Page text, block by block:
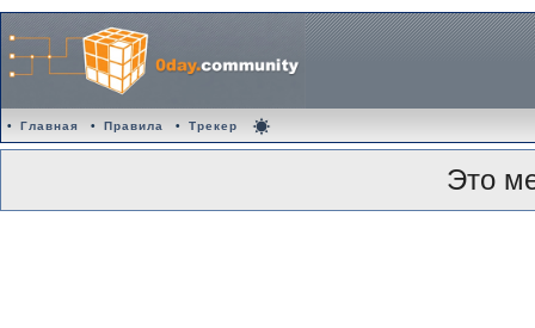
• Главная • Правила • Трекер
Это